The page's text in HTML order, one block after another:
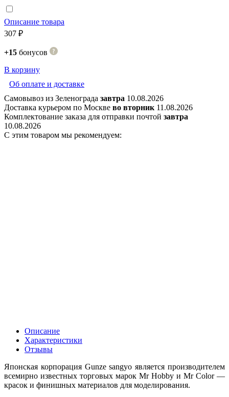
Описание товара
307 ₽
+15 бонусов
В корзину
Об оплате и доставке
Самовывоз из Зеленограда завтра 10.08.2026
Доставка курьером по Москве во вторник 11.08.2026
Комплектование заказа для отправки почтой завтра
10.08.2026
С этим товаром мы рекомендуем:
Описание
Характеристики
Отзывы
Японская корпорация Gunze sangyo является производителем
всемирно известных торговых марок Mr Hobby и Mr Color —
красок и финишных материалов для моделирования.